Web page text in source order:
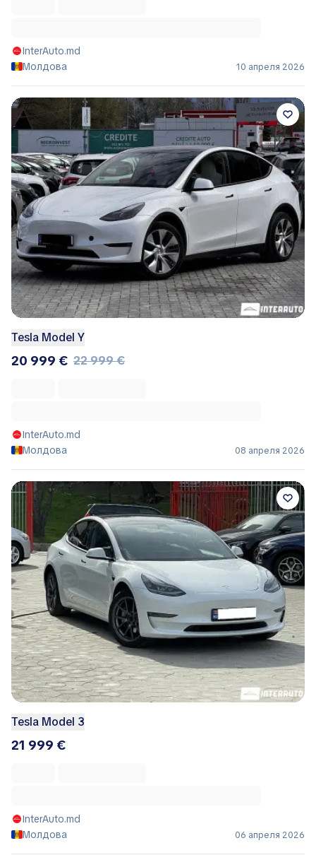
InterAuto.md
Молдова
10 апреля 2026
Tesla Model Y
20 999 € 22 999 €
InterAuto.md
Молдова
08 апреля 2026
Tesla Model 3
21 999 €
InterAuto.md
Молдова
06 апреля 2026